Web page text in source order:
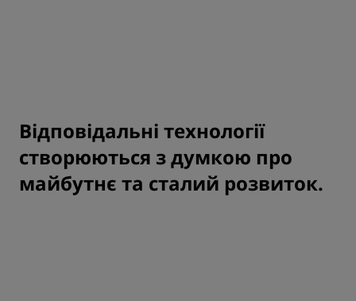
Відповідальні технології
створюються з думкою про
майбутнє та сталий розвиток.